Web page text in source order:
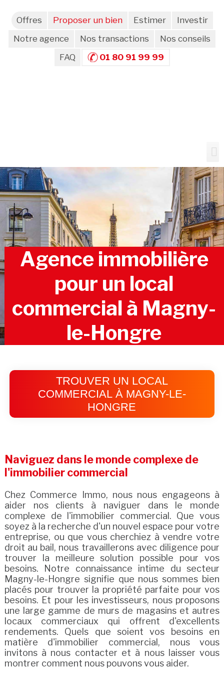
Offres Proposer un bien Estimer
Investir
Notre agence
Nos transactions
Nos conseils
FAQ
01 80 91 99 99
Agence immobilière
pour un local
commercial à Magny-
le-Hongre
TROUVER UN LOCAL
COMMERCIAL À MAGNY-LE-
HONGRE
Naviguez dans le monde complexe de
l'immobilier commercial
Chez Commerce Immo, nous nous engageons à
aider nos clients à naviguer dans le monde
complexe de l'immobilier commercial. Que vous
soyez à la recherche d'un nouvel espace pour votre
entreprise, ou que vous cherchiez à vendre votre
droit au bail, nous travaillerons avec diligence pour
trouver la meilleure solution possible pour vos
besoins. Notre connaissance intime du secteur
Magny-le-Hongre signifie que nous sommes bien
placés pour trouver la propriété parfaite pour vos
besoins. Et pour les investisseurs, nous proposons
une large gamme de murs de magasins et autres
locaux commerciaux qui offrent d'excellents
rendements. Quels que soient vos besoins en
matière d'immobilier commercial, nous vous
invitons à nous contacter et à nous laisser vous
montrer comment nous pouvons vous aider.